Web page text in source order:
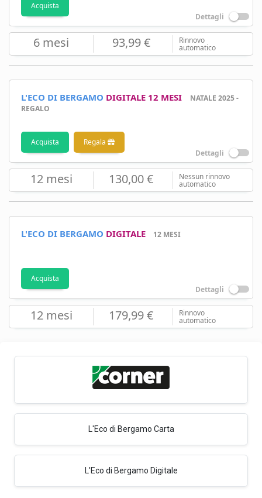
Acquista
Dettagli
6 mesi 93,99 € Rinnovo
automatico
L'ECO DI BERGAMO DIGITALE 12 MESI
NATALE 2025 -
REGALO
Acquista
Regala
Dettagli
12 mesi 130,00 € Nessun rinnovo
automatico
L'ECO DI BERGAMO DIGITALE 12 MESI
Acquista
Dettagli
12 mesi 179,99 € Rinnovo
automatico
L'Eco di Bergamo Carta
L'Eco di Bergamo Digitale